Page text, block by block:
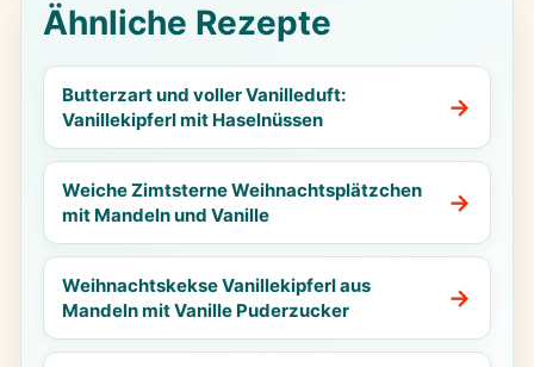
Ähnliche Rezepte
Butterzart und voller Vanilleduft:
Vanillekipferl mit Haselnüssen
Weiche Zimtsterne Weihnachtsplätzchen
mit Mandeln und Vanille
Weihnachtskekse Vanillekipferl aus
Mandeln mit Vanille Puderzucker